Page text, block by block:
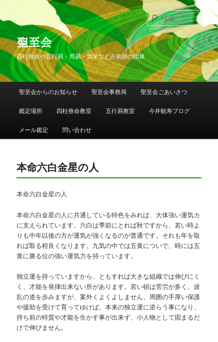
聖至会
四柱推命や五行易・周易・気学など占術師の団体
索
メインメニュー
メインコンテンツへ移動
サブコンテンツへ移動
聖至会からのお知らせ 聖至会事務局 聖至会ごあいさつ
鑑定場所 四柱推命教室 五行易教室 今井観寿ブログ
メール鑑定 問い合わせ
本命六白金星の人
本命六白金星の人
本命六白金星の人に共通している特色をみれば、大体強い運気カ
に支えられています。六白は季節にとれば秋ですから、若い時よ
りも中年以後の方が運気が強くなるのが普通です。それも年を取
れば取る程良くなります。九気の中では五黄についで、時には五
黄に勝る位の強い運気力を持っています。
独立運を持っていますから、ともすれば大きな組織では伸びにく
く、才能を発揮出来ない所があります。若い頓は苦労が多く、波
乱の道を歩みますが、案外くよくよしません。周囲の手厚い保護
や援助を受けて育ってゆけば、本来の独立運に逆らう事になり、
持ち前の特質や才能を生かす事が出来ず、小人物として固まるだ
けで伸びません。